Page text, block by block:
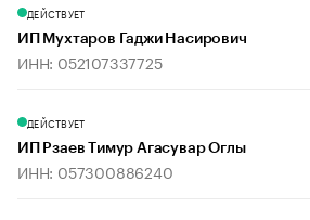
ДЕЙСТВУЕТ
ИП Мухтаров Гаджи Насирович
ИНН: 052107337725
ДЕЙСТВУЕТ
ИП Рзаев Тимур Агасувар Оглы
ИНН: 057300886240